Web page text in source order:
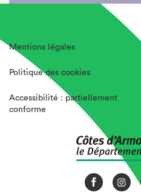
Mentions légales
Politique des cookies
Accessibilité : partiellement
conforme